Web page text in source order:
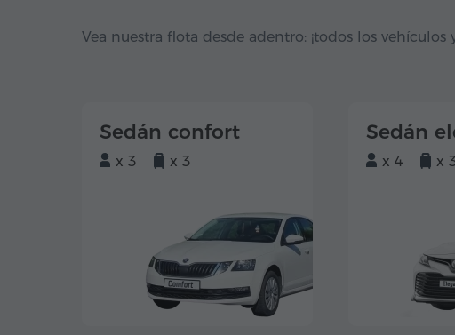
Vea nuestra flota desde adentro: ¡todos los
Sedán confort
x 3 x 3
Sedán
x 4 x